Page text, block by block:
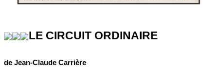
LE CIRCUIT ORDINAIRE
de Jean-Claude Carrière